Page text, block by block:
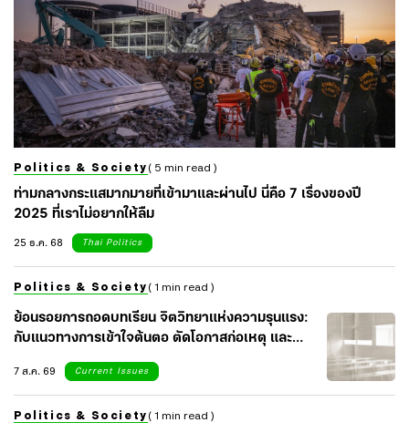
Politics & Society ( 5 min read )
ท่ามกลางกระแสมากมายที่เข้ามาและผ่านไป นี่คือ 7 เรื่องของปี
2025 ที่เราไม่อยากให้ลืม
25 ธ.ค. 68
Thai Politics
Politics & Society ( 1 min read )
ย้อนรอยการถอดบทเรียน จิตวิทยาแห่งความรุนแรง:
กับแนวทางการเข้าใจต้นตอ ตัดโอกาสก่อเหตุ และ
เยียวยาจิตใจสังคม
7 ส.ค. 69 Current Issues
Politics & Society ( 1 min read )